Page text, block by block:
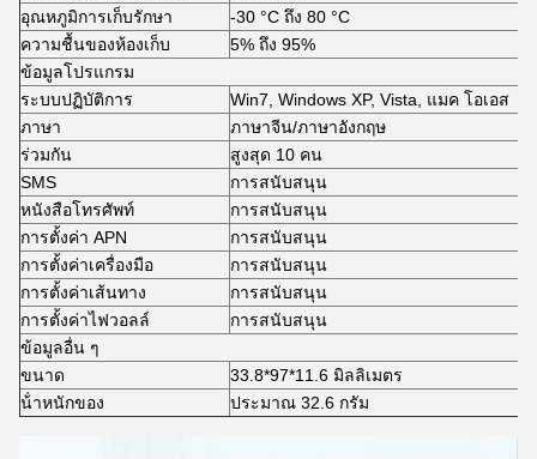
อุณหภูมิการเก็บรักษา
-30 °C ถึง 80 °C
ความชื้นของห้องเก็บ
5% ถึง 95%
ข้อมูลโปรแกรม
ระบบปฏิบัติการ
Win7, Windows XP, Vista, แมค โอเอส
ภาษา
ภาษาจีน/ภาษาอังกฤษ
ร่วมกัน
สูงสุด 10 คน
SMS
การสนับสนุน
หนังสือโทรศัพท์
การสนับสนุน
การตั้งค่า APN
การสนับสนุน
การตั้งค่าเครื่องมือ
การสนับสนุน
การตั้งค่าเส้นทาง
การสนับสนุน
การตั้งค่าไฟวอลล์
การสนับสนุน
ข้อมูลอื่น ๆ
ขนาด
33.8*97*11.6 มิลลิเมตร
น้ําหนักของ
ประมาณ 32.6 กรัม